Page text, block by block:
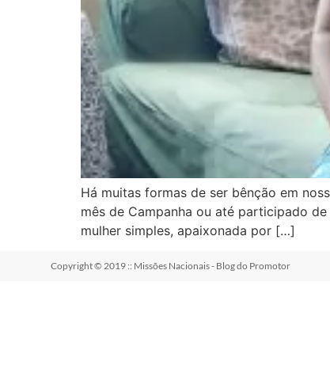
Há muitas formas de ser bênção em
mês de Campanha ou até participado
mulher simples, apaixonada por […]
Copyright © 2019 :: Missões Nacionais - Blog do Promotor